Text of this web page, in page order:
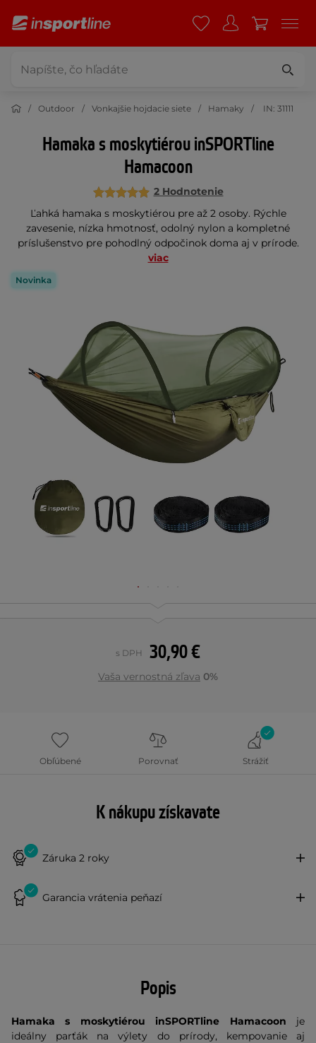
Outdoor Vonkajšie hojdacie siete Hamaky IN: 31111
Hamaka s moskytiérou inSPORTline
Hamacoon
2 Hodnotenie
Ľahká hamaka s moskytiérou pre až 2 osoby. Rýchle
zavesenie, nízka hmotnosť, odolný nylon a kompletné
príslušenstvo pre pohodlný odpočinok doma aj v prírode.
viac
Novinka
30,90 €
s DPH
Vaša vernostná zľava 0%
Obľúbené Porovnať Strážiť
K nákupu získavate
Záruka 2 roky
Garancia vrátenia peňazí
Popis
Hamaka s moskytiérou inSPORTline Hamacoon je
ideálny parťák na výlety do prírody, kempovanie aj